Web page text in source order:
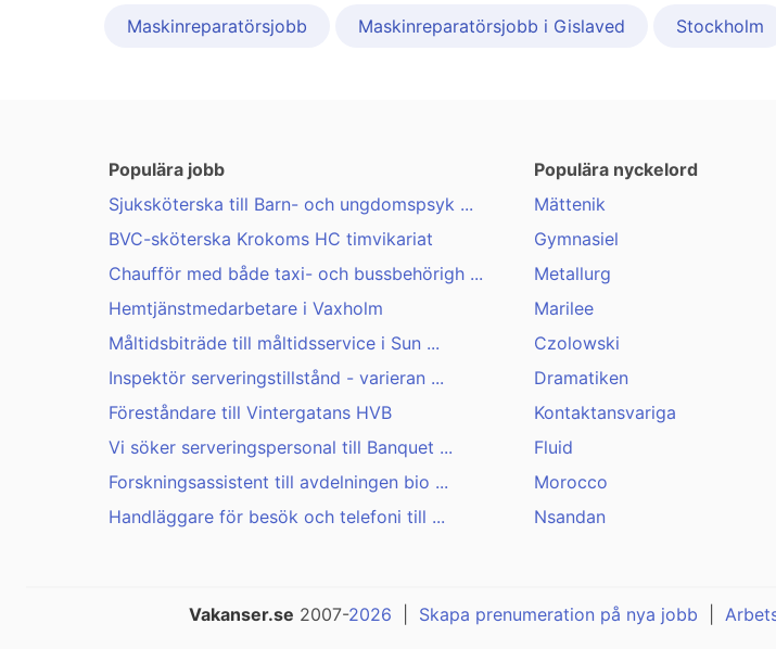
Maskinreparatörsjobb Maskinreparatörsjobb i Gislaved Stockholm
Populära jobb
Sjuksköterska till Barn- och ungdomspsyk ...
BVC-sköterska Krokoms HC timvikariat
Chaufför med både taxi- och bussbehörigh ...
Hemtjänstmedarbetare i Vaxholm
Måltidsbiträde till måltidsservice i Sun ...
Inspektör serveringstillstånd - varieran ...
Föreståndare till Vintergatans HVB
Vi söker serveringspersonal till Banquet ...
Forskningsassistent till avdelningen bio ...
Handläggare för besök och telefoni till ...
Populära nyckelord
Mättenik
Gymnasiel
Metallurg
Marilee
Czolowski
Dramatiken
Kontaktansvariga
Fluid
Morocco
Nsandan
Vakanser.se 2007-2026 Skapa prenumeration på nya jobb